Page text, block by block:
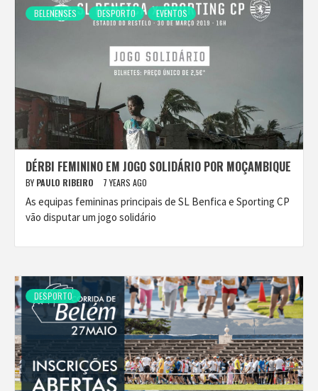
BELENENSES DESPORTO EVENTOS
DÉRBI FEMININO EM JOGO SOLIDÁRIO POR MOÇAMBIQUE
BY PAULO RIBEIRO 7 YEARS AGO
As equipas femininas principais de SL Benfica e Sporting CP
vão disputar um jogo solidário
DESPORTO